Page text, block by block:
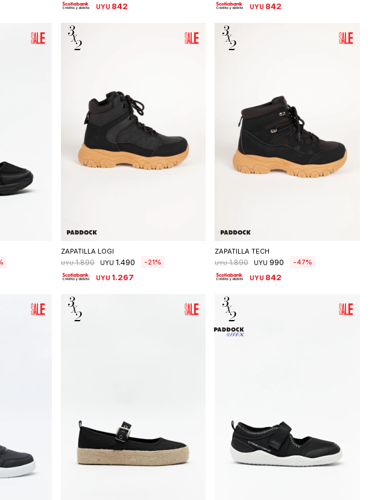
UYU 842 UYU 842
ZAPATILLA LOGI
UYU 1.890 UYU 1.490 21
UYU 1.267
ZAPATILLA TECH
UYU 1.890 UYU 990 47
UYU 842